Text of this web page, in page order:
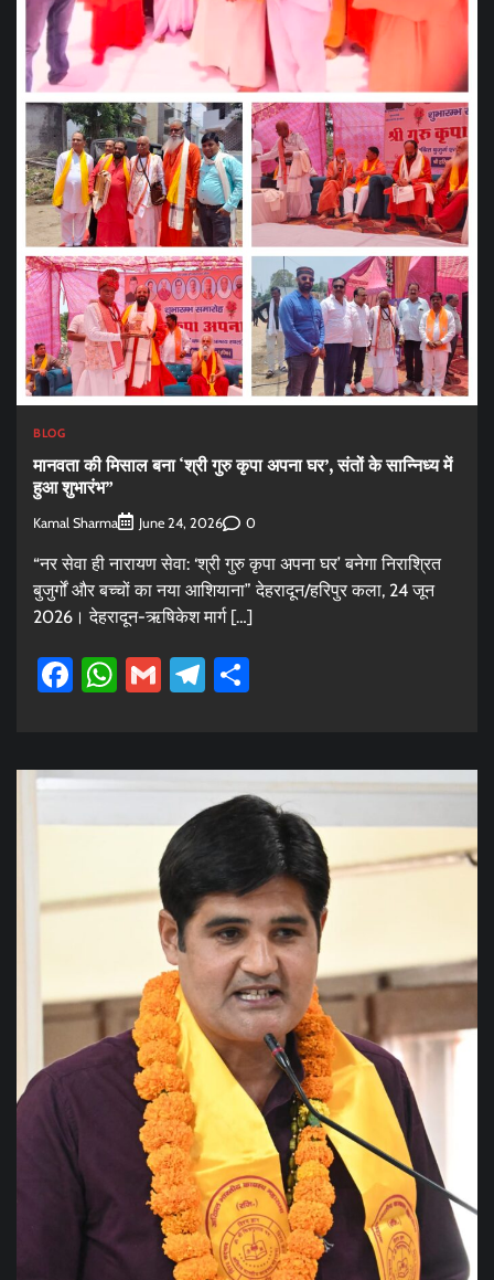
BLOG
मानवता की मिसाल बना ‘श्री गुरु कृपा अपना घर’, संतों के सान्निध्य में
हुआ शुभारंभ”
Kamal Sharma June 24, 2026 0
“नर सेवा ही नारायण सेवा: ‘श्री गुरु कृपा अपना घर’ बनेगा निराश्रित
बुजुर्गों और बच्चों का नया आशियाना” देहरादून/हरिपुर कला, 24 जून
2026। देहरादून-ऋषिकेश मार्ग […]
Facebook
WhatsApp
GmailTelegram